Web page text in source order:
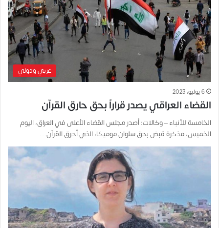
عربي ودولي
6 يوليو، 2023
القضاء العراقي يصدر قراراً بحق حارق القرآن
الخامسة للأنباء – وكالات: أصدر مجلس القضاء الأعلى في العراق، اليوم
الخميس، مذكرة قبض بحق سلوان موميكا، الذي أحرق القرآن…